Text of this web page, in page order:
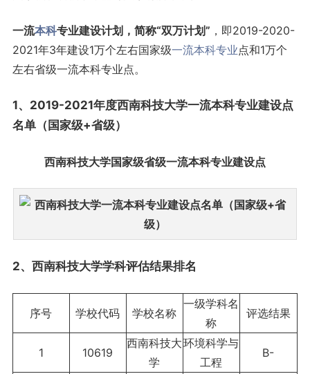
一流本科专业建设计划，简称“双万计划” ，即2019-2020-
2021年3年建设1万个左右国家级一流本科专业点和1万个
左右省级一流本科专业点。
1、2019-2021年度西南科技大学一流本科专业建设点
名单（国家级+省级）
西南科技大学国家级省级一流本科专业建设点
2、西南科技大学学科评估结果排名
序号 学校代码 学校名称
一级学科名
称
评选结果
1 10619
西南科技大
学
环境科学与
工程
B-